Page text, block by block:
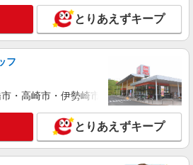
時給1,450円 ※資格、経験により異なります。
県船橋市
アップ
（院内サポーター）
時給1,500円 ※資格、経験により異なります。
とりあえずキープ
フ
・高崎市・伊勢崎市・太田市・館林市
とりあえずキープ